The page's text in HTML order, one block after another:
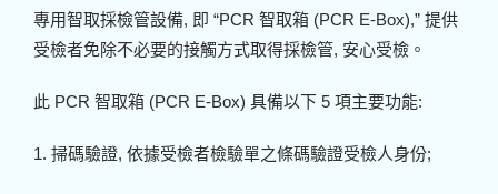
專用智取採檢管設備, 即 “PCR 智取箱 (PCR E-Box),” 提供
受檢者免除不必要的接觸方式取得採檢管, 安心受檢。
此 PCR 智取箱 (PCR E-Box) 具備以下 5 項主要功能:
1. 掃碼驗證, 依據受檢者檢驗單之條碼驗證受檢人身份;